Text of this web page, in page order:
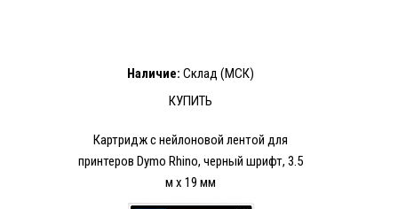
Наличие: Склад (МСК)
КУПИТЬ
Картридж c нейлоновой лентой для
принтеров Dymo Rhino, черный шрифт, 3.5
м х 19 мм